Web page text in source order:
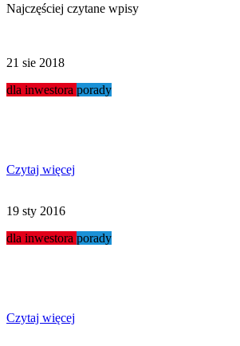
Najczęściej czytane wpisy
21 sie 2018
dla inwestora porady
Czytaj więcej
19 sty 2016
dla inwestora porady
Czytaj więcej